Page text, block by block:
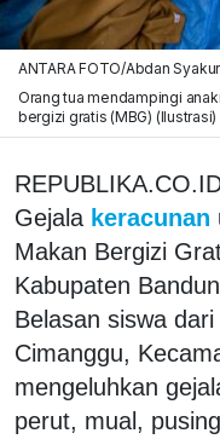
ANTARA FOTO/Abdan
Orang tua mendampingi
bergizi gratis (MBG) (Ilustrasi)
Gejala keracunan
Makan Bergizi
Kabupaten
Belasan siswa
Cimanggu,
mengeluhkan
perut, mual,